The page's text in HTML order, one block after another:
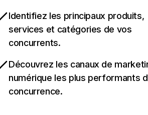
Identifiez les principaux produits,
services et catégories de vos
concurrents.
Découvrez les canaux de
numérique les plus performants
concurrence.